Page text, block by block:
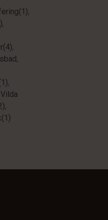
,
,
,
,
,
Vilda
,